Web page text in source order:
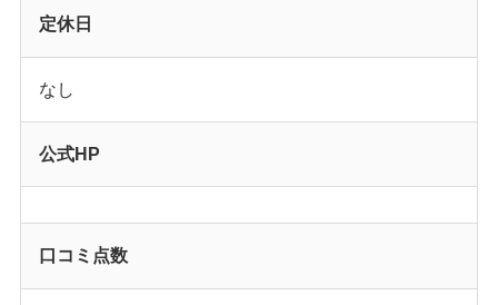
定休日
なし
公式HP
口コミ点数